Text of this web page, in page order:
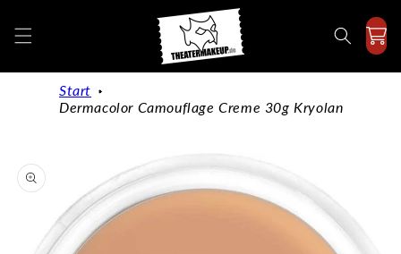
content
Start
Dermacolor Camouflage Creme 30g Kryolan
product
information